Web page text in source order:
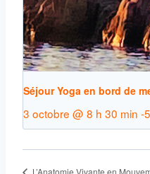
Séjour Yoga en bord de
3 octobre @ 8 h 30 min -